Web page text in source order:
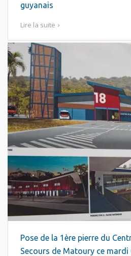
guyanais
Lire la suite
Pose de la 1ère pierre du
Secours de Matoury ce mardi